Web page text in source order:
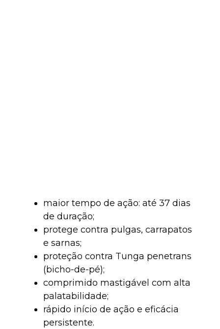
maior tempo de ação: até 37 dias
de duração;
protege contra pulgas, carrapatos
e sarnas;
proteção contra Tunga penetrans
(bicho-de-pé);
comprimido mastigável com alta
palatabilidade;
rápido início de ação e eficácia
persistente.